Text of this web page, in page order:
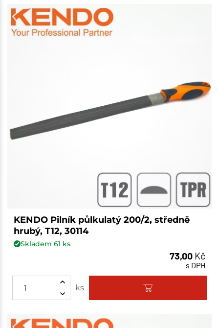
KENDO Pilník půlkulatý 200/2, středně
hrubý, T12, 30114
Skladem 61 ks
73,00 Kč
s DPH
ks